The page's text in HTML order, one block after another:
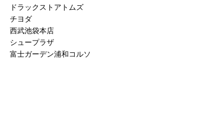
2024/07
2024/06
2024/05
ドラックストアトムズ
チヨダ
西武池袋本店
シュープラザ
富士ガーデン浦和コルソ